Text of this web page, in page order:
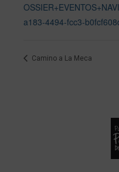
a183-4494-fcc3-
Camino a La Meca